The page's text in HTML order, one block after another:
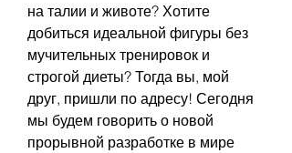
на талии и животе? Хотите
добиться идеальной фигуры без
мучительных тренировок и
строгой диеты? Тогда вы, мой
друг, пришли по адресу! Сегодня
мы будем говорить о новой
прорывной разработке в мире